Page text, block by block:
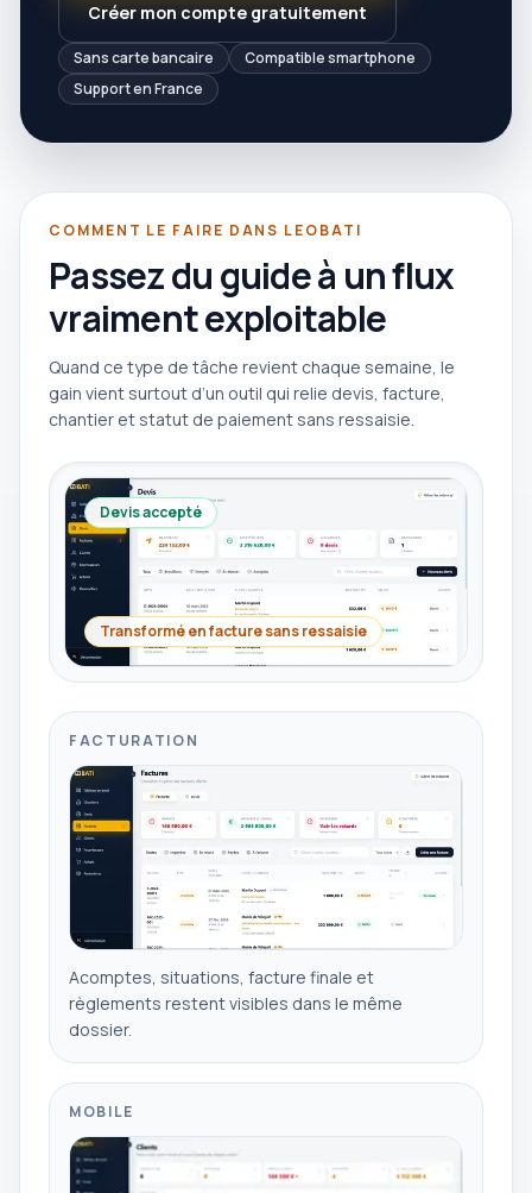
Créer mon compte gratuitement
Sans carte bancaire
Compatible smartphone
Support en France
COMMENT LE FAIRE DANS LEOBATI
Passez du guide à un flux
vraiment exploitable
Quand ce type de tâche revient chaque semaine, le
gain vient surtout d’un outil qui relie devis, facture,
chantier et statut de paiement sans ressaisie.
Devis accepté
Transformé en facture sans ressaisie
FACTURATION
Acomptes, situations, facture finale et
règlements restent visibles dans le même
dossier.
MOBILE